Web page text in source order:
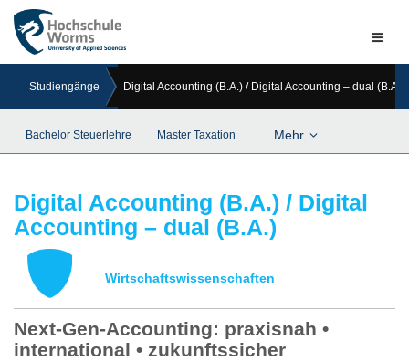
Studiengänge Digital Accounting (B.A.) / Digital Accounting – dual (B.A.)
Bachelor Steuerlehre Master Taxation Mehr
Digital Accounting (B.A.) / Digital
Accounting – dual (B.A.)
Wirtschaftswissenschaften
Next-Gen-Accounting: praxisnah •
international • zukunftssicher